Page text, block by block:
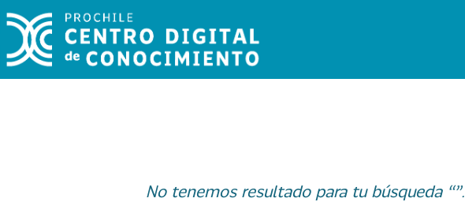
No tenemos resultado para tu búsqueda “”.